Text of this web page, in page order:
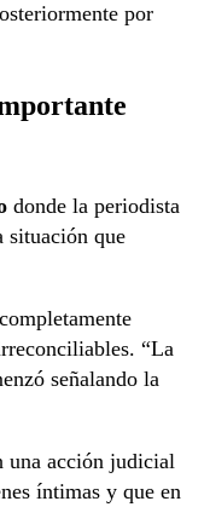
por
donde la periodista
situación que
“La
señalando la
una acción judicial
íntimas y que en